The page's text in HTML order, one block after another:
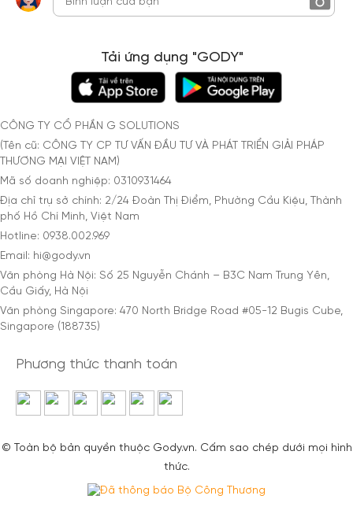
Tải ứng dụng "GODY"
CÔNG TY CỔ PHẦN G SOLUTIONS
(Tên cũ: CÔNG TY CP TƯ VẤN ĐẦU TƯ VÀ PHÁT TRIỂN GIẢI PHÁP
THƯƠNG MẠI VIỆT NAM)
Mã số doanh nghiệp: 0310931464
Địa chỉ trụ sở chính: 2/24 Đoàn Thị Điểm, Phường Cầu Kiệu, Thành
phố Hồ Chí Minh, Việt Nam
Hotline: 0938.002.969
Email: hi@gody.vn
Văn phòng Hà Nội: Số 25 Nguyễn Chánh – B3C Nam Trung Yên,
Cầu Giấy, Hà Nội
Văn phòng Singapore: 470 North Bridge Road #05-12 Bugis Cube,
Singapore (188735)
Phương thức thanh toán
© Toàn bộ bản quyền thuộc Gody.vn. Cấm sao chép dưới mọi hình
thức.